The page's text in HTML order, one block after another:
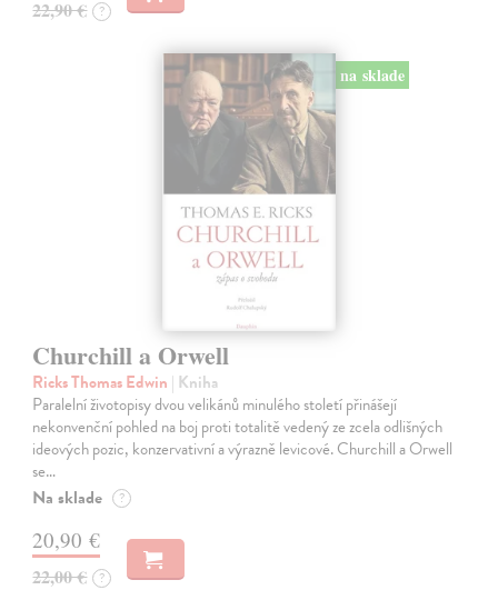
22,90 € ?
na sklade
Churchill a Orwell
Ricks Thomas Edwin | Kniha
Paralelní životopisy dvou velikánů minulého století přinášejí
nekonvenční pohled na boj proti totalitě vedený ze zcela odlišných
ideových pozic, konzervativní a výrazně levicové. Churchill a Orwell
se…
Na sklade ?
20,90 €
22,00 € ?